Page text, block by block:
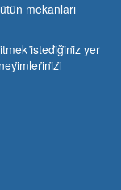
mekanları
i̇stedi̇ği̇ni̇z yer